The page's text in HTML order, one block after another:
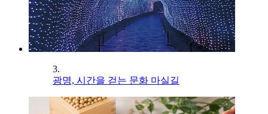
3.
광명, 시간을 걷는 문화 마실길